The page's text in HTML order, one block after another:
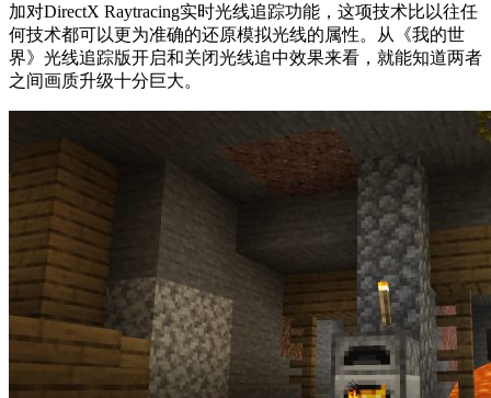
加对DirectX Raytracing实时光线追踪功能，这项技术比以往任
何技术都可以更为准确的还原模拟光线的属性。从《我的世
界》光线追踪版开启和关闭光线追中效果来看，就能知道两者
之间画质升级十分巨大。